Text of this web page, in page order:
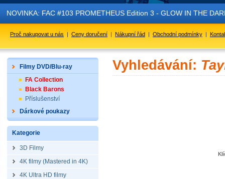
NOVINKA: FAC #103 PROMETHEUS Edition 3 - GLOW IN THE
Proč nakupovat u nás | Ceny doručení | Nákupní řád | Obchodní podmínky |
Filmy DVD/Blu-ray
FA Collection
Black Barons
Příslušenství
Dárkové poukazy
Kategorie
3D Filmy
4K filmy (Mastered in 4K)
4K Ultra HD filmy
Vyhledávání: